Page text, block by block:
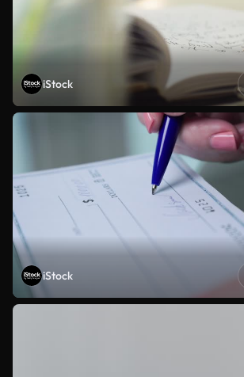
iStock
iStock